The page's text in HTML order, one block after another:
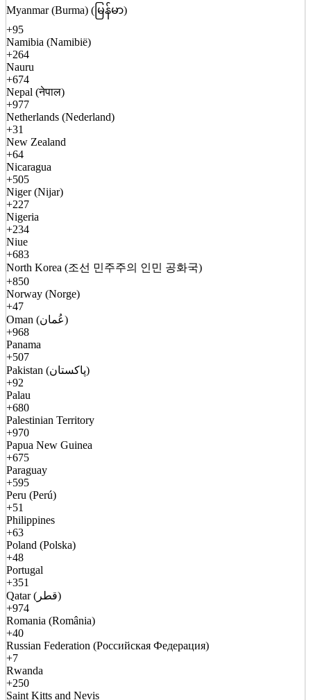
Myanmar (Burma) (မြန်မာ)
+95
Namibia (Namibië)
+264
Nauru
+674
Nepal (नेपाल)
+977
Netherlands (Nederland)
+31
New Zealand
+64
Nicaragua
+505
Niger (Nijar)
+227
Nigeria
+234
Niue
+683
North Korea (조선 민주주의 인민 공화국)
+850
Norway (Norge)
+47
Oman (عُمان)
+968
Panama
+507
Pakistan (پاکستان)
+92
Palau
+680
Palestinian Territory
+970
Papua New Guinea
+675
Paraguay
+595
Peru (Perú)
+51
Philippines
+63
Poland (Polska)
+48
Portugal
+351
Qatar (قطر)
+974
Romania (România)
+40
Russian Federation (Российская Федерация)
+7
Rwanda
+250
Saint Kitts and Nevis